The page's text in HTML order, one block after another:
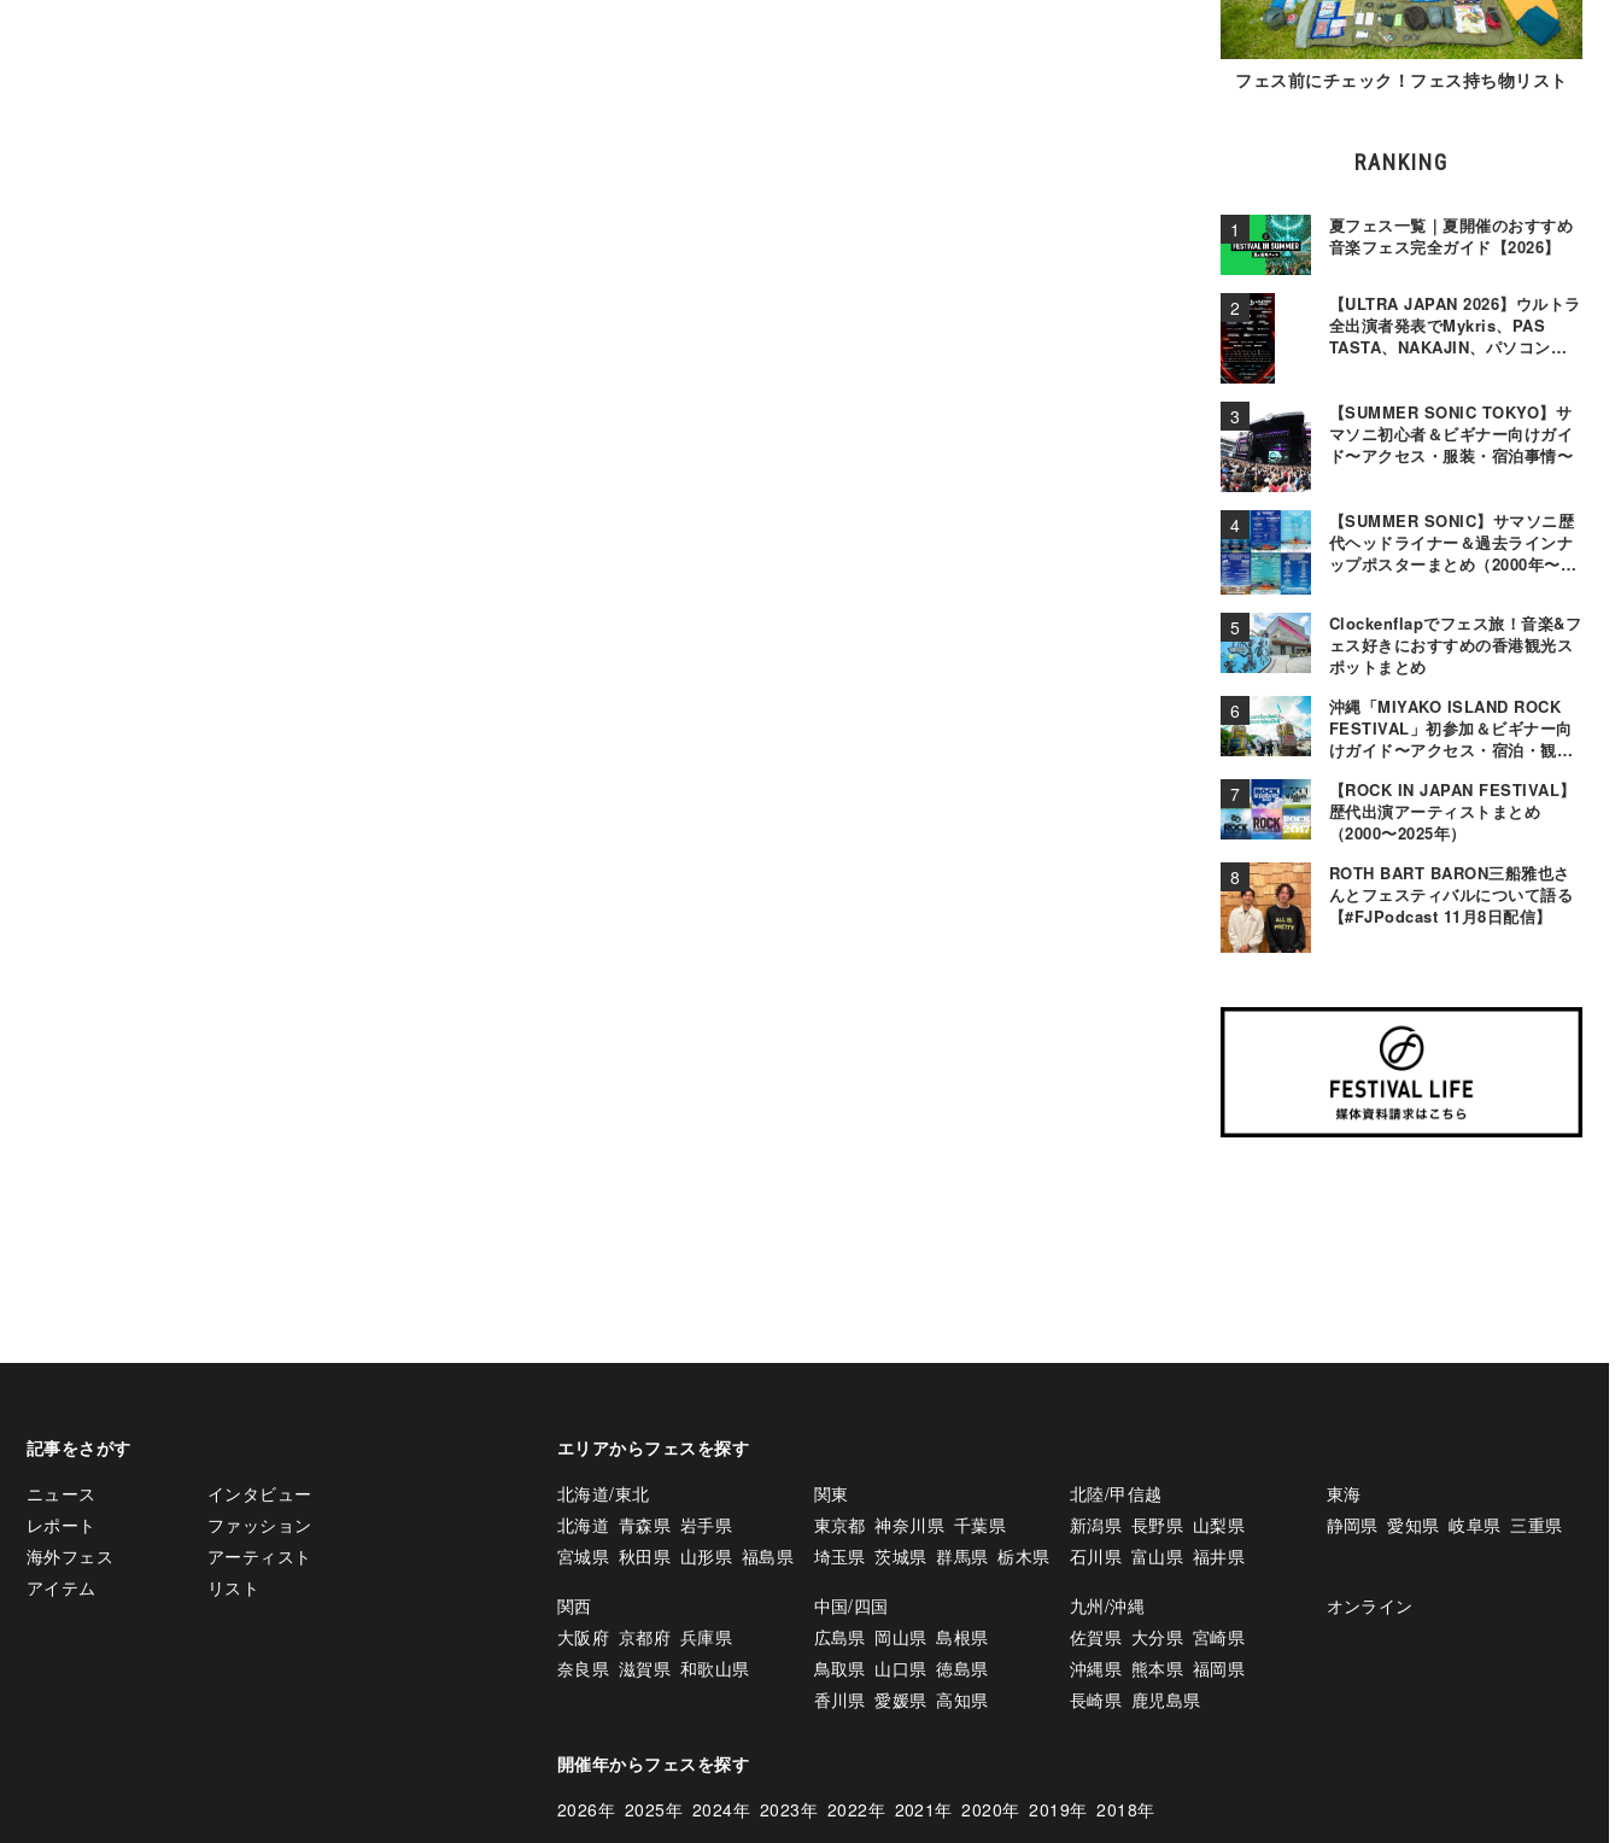
フェス前にチェック！フェス持ち物リスト
RANKING
夏フェス一覧｜夏開催のおすすめ
音楽フェス完全ガイド【2026】
【ULTRA JAPAN 2026】ウルトラ
全出演者発表でMykris、PAS
TASTA、NAKAJIN、パソコン音
【SUMMER SONIC TOKYO】サ
マソニ初心者＆ビギナー向けガイ
ド〜アクセス・服装・宿泊事情〜
【SUMMER SONIC】サマソニ歴
代ヘッドライナー＆過去ラインナ
ップポスターまとめ（2000年〜
Clockenflapでフェス旅！音楽&フ
ェス好きにおすすめの香港観光ス
ポットまとめ
沖縄「MIYAKO ISLAND ROCK
FESTIVAL」初参加＆ビギナー向
けガイド〜アクセス・宿泊・観光
【ROCK IN JAPAN FESTIVAL】
歴代出演アーティストまとめ
（2000〜2025年）
ROTH BART BARON三船雅也さ
んとフェスティバルについて語る
【#FJPodcast 11月8日配信】
記事をさがす
ニュース
インタビュー
レポート
ファッション
海外フェス
アーティスト
アイテム
リスト
エリアからフェスを探す
北海道/東北
北海道 青森県 岩手県
宮城県 秋田県 山形県 福島県
関東
東京都 神奈川県 千葉県
埼玉県 茨城県 群馬県 栃木県
北陸/甲信越
新潟県 長野県 山梨県
石川県 富山県 福井県
東海
静岡県 愛知県 岐阜県 三重県
関西
大阪府 京都府 兵庫県
奈良県 滋賀県 和歌山県
中国/四国
広島県 岡山県 島根県
鳥取県 山口県 徳島県
香川県 愛媛県 高知県
九州/沖縄
佐賀県 大分県 宮崎県
沖縄県 熊本県 福岡県
長崎県 鹿児島県
オンライン
開催年からフェスを探す
2026年 2025年 2024年 2023年 2022年 2021年 2020年 2019年 2018年